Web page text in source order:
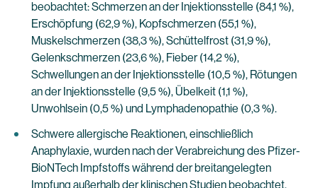
beobachtet: Schmerzen an der Injektionsstelle (84,1 %),
Erschöpfung (62,9 %), Kopfschmerzen (55,1 %),
Muskelschmerzen (38,3 %), Schüttelfrost (31,9 %),
Gelenkschmerzen (23,6 %), Fieber (14,2 %),
Schwellungen an der Injektionsstelle (10,5 %), Rötungen
an der Injektionsstelle (9,5 %), Übelkeit (1,1 %),
Unwohlsein (0,5 %) und Lymphadenopathie (0,3 %).
Schwere allergische Reaktionen, einschließlich
Anaphylaxie, wurden nach der Verabreichung des Pfizer-
BioNTech Impfstoffs während der breitangelegten
Impfung außerhalb der klinischen Studien beobachtet.